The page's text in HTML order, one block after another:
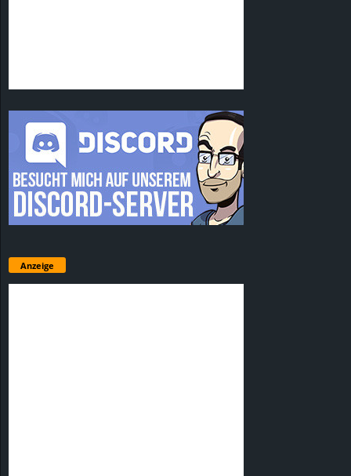
Anzeige